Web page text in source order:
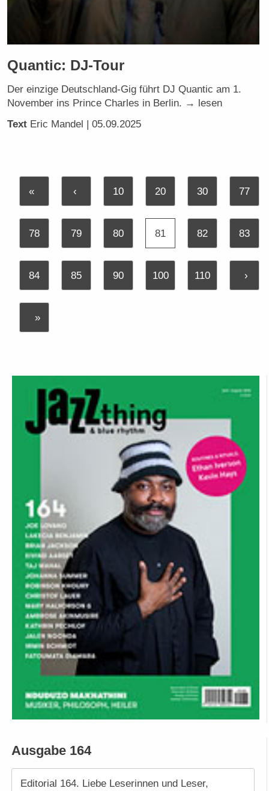
Quantic: DJ-Tour
Der einzige Deutschland-Gig führt DJ Quantic am 1.
November ins Prince Charles in Berlin. → lesen
Text Eric Mandel | 05.09.2025
« ‹ 10 20 30 77
78 79 80 81 82 83
84 85 90 100 110 ›
»
Ausgabe 164
Editorial 164. Liebe Leserinnen und Leser,